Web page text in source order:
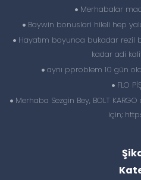
Merhabalar
Baywin bonuslari hileli hep
Hayatım boyunca bukadar
kadar adi
aynı pproblem 10 gün
FLO
Merhaba Sezgin Bey, BOLT
için;